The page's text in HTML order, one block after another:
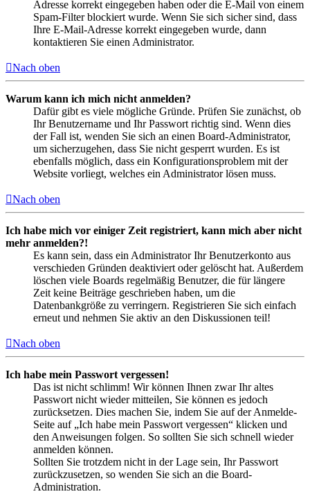
Adresse korrekt eingegeben haben oder die E-Mail von einem
Spam-Filter blockiert wurde. Wenn Sie sich sicher sind, dass
Ihre E-Mail-Adresse korrekt eingegeben wurde, dann
kontaktieren Sie einen Administrator.
Nach oben
Warum kann ich mich nicht anmelden?
Dafür gibt es viele mögliche Gründe. Prüfen Sie zunächst, ob
Ihr Benutzername und Ihr Passwort richtig sind. Wenn dies
der Fall ist, wenden Sie sich an einen Board-Administrator,
um sicherzugehen, dass Sie nicht gesperrt wurden. Es ist
ebenfalls möglich, dass ein Konfigurationsproblem mit der
Website vorliegt, welches ein Administrator lösen muss.
Nach oben
Ich habe mich vor einiger Zeit registriert, kann mich aber nicht
mehr anmelden?!
Es kann sein, dass ein Administrator Ihr Benutzerkonto aus
verschieden Gründen deaktiviert oder gelöscht hat. Außerdem
löschen viele Boards regelmäßig Benutzer, die für längere
Zeit keine Beiträge geschrieben haben, um die
Datenbankgröße zu verringern. Registrieren Sie sich einfach
erneut und nehmen Sie aktiv an den Diskussionen teil!
Nach oben
Ich habe mein Passwort vergessen!
Das ist nicht schlimm! Wir können Ihnen zwar Ihr altes
Passwort nicht wieder mitteilen, Sie können es jedoch
zurücksetzen. Dies machen Sie, indem Sie auf der Anmelde-
Seite auf „Ich habe mein Passwort vergessen“ klicken und
den Anweisungen folgen. So sollten Sie sich schnell wieder
anmelden können.
Sollten Sie trotzdem nicht in der Lage sein, Ihr Passwort
zurückzusetzen, so wenden Sie sich an die Board-
Administration.